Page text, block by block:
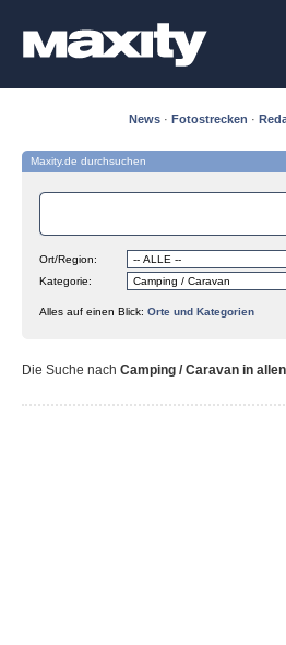
News · Fotostrecken ·
Maxity.de durchsuchen
Ort/Region:
Kategorie:
Alles auf einen Blick: Orte und Kategorien
Die Suche nach Camping / Caravan in